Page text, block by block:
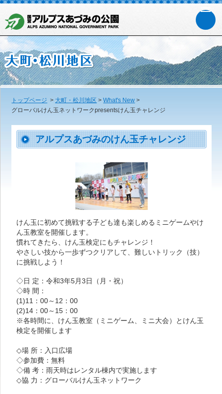
トップページ > 大町・松川地区 > What's New >
グローバルけん玉ネットワークpresentsけん玉チャレンジ
アルプスあづみのけん玉チャレンジ
けん玉に初めて挑戦する子ども達も楽しめるミニゲームやけ
ん玉教室を開催します。
慣れてきたら、けん玉検定にもチャレンジ！
やさしい技から一歩ずつクリアして、難しいトリック（技）
に挑戦しよう！
◇日 定：令和3年5月3日（月・祝）
◇時 間：
(1)11：00～12：00
(2)14：00～15：00
※各時間に、けん玉教室（ミニゲーム、ミニ大会）とけん玉
検定を開催します
◇場 所：入口広場
◇参加費：無料
◇備 考：雨天時はレンタル棟内で実施します
◇協 力：グローバルけん玉ネットワーク